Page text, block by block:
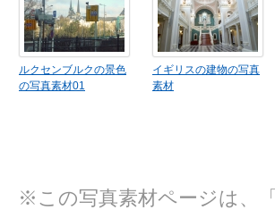
ルクセンブルクの景色
の写真素材01
イギリスの建物の写真
素材
※この写真素材ページは、